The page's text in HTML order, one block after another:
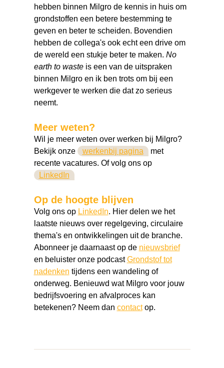
hebben binnen Milgro de kennis in huis om
grondstoffen een betere bestemming te
geven en beter te scheiden. Bovendien
hebben de collega's ook echt een drive om
de wereld een stukje beter te maken. No
earth to wasteis een van de uitspraken
binnen Milgro en ik ben trots om bij een
werkgever te werken die dat zo serieus
neemt.
Meer weten?
Wil je meer weten over werken bij Milgro?
Bekijk onze
werkenbij pagina
met
recente vacatures. Of volg ons op
LinkedIn
Op de hoogte blijven
Volg ons op LinkedIn. Hier delen we het
laatste nieuws over regelgeving, circulaire
thema's en ontwikkelingen uit de branche.
Abonneer je daarnaast op de nieuwsbrief
en beluister onze podcastGrondstof tot
nadenken tijdens een wandeling of
onderweg. Benieuwd wat Milgro voor jouw
bedrijfsvoering en afvalproces kan
betekenen? Neem dan contactop.